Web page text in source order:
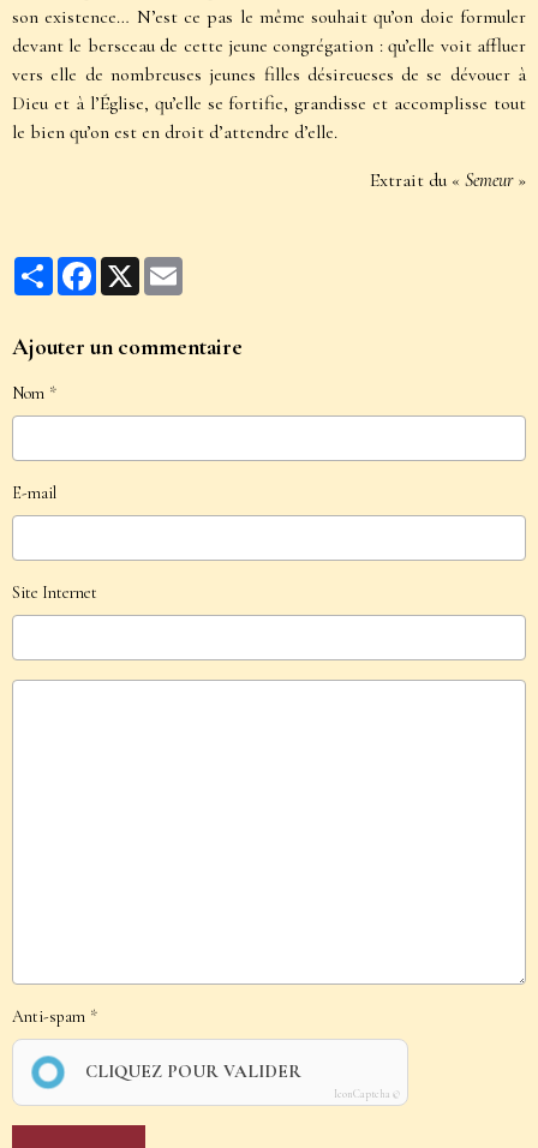
son existence… N’est ce pas le même souhait qu’on doie formuler
devant le bersceau de cette jeune congrégation : qu’elle voit affluer
vers elle de nombreuses jeunes filles désireueses de se dévouer à
Dieu et à l’Église, qu’elle se fortifie, grandisse et accomplisse tout
le bien qu’on est en droit d’attendre d’elle.
Extrait du « Semeur»
PartagerFacebook
X
Ajouter un commentaire
Nom
E-mail
Site Internet
Anti-spam
CLIQUEZ POUR VALIDER
IconCaptcha ©